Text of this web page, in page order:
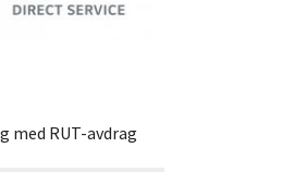
med RUT-avdrag